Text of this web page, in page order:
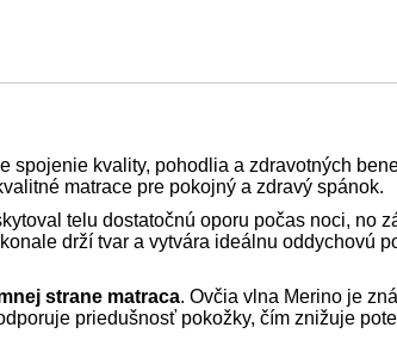
spojenie kvality, pohodlia a zdravotných
matrace pre pokojný a zdravý spánok.
telu dostatočnú oporu počas noci, no
drží tvar a vytvára ideálnu oddychovú
strane matraca. Ovčia vlna Merino je
priedušnosť pokožky, čím znižuje